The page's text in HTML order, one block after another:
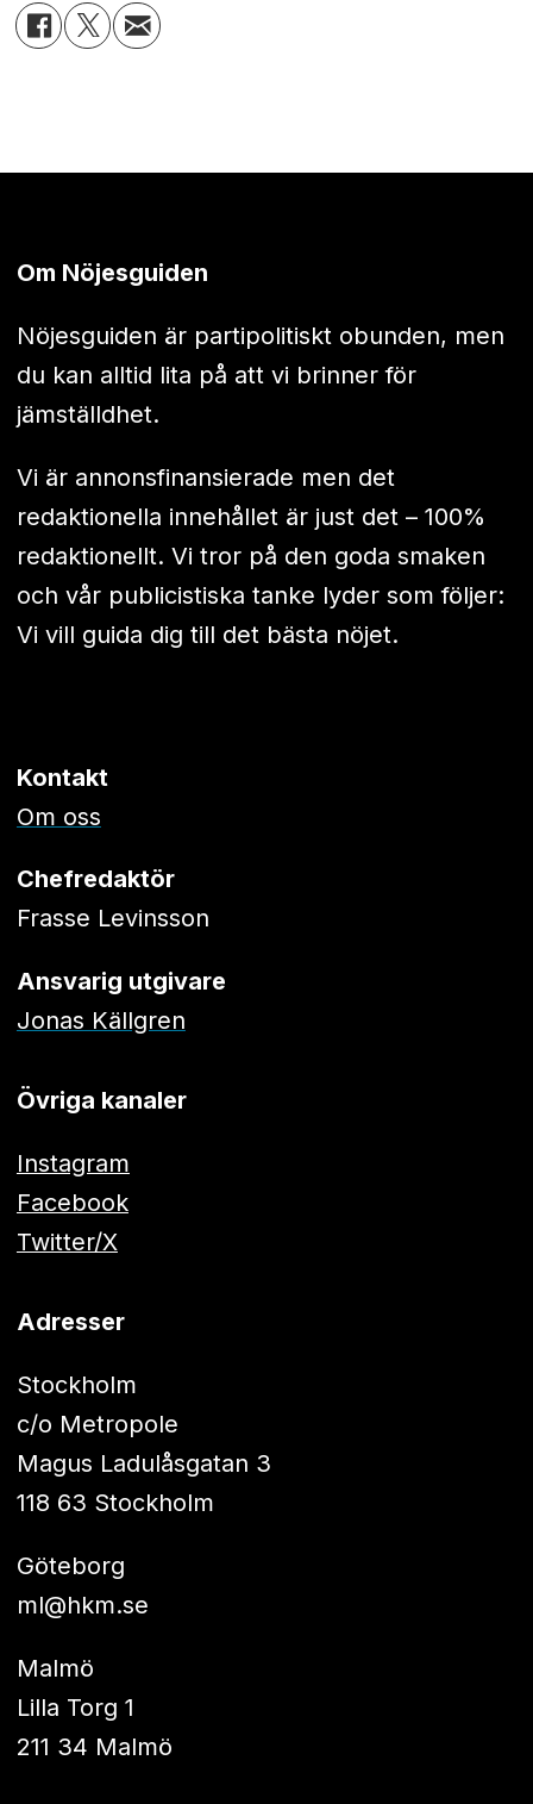
Om Nöjesguiden
Nöjesguiden är partipolitiskt obunden, men
du kan alltid lita på att vi brinner för
jämställdhet.
Vi är annonsfinansierade men det
redaktionella innehållet är just det – 100%
redaktionellt. Vi tror på den goda smaken
och vår publicistiska tanke lyder som följer:
Vi vill guida dig till det bästa nöjet.
Kontakt
Om oss
Chefredaktör
Frasse Levinsson
Ansvarig utgivare
Jonas Källgren
Övriga kanaler
Instagram
Facebook
Twitter/X
Adresser
Stockholm
c/o Metropole
Magus Ladulåsgatan 3
118 63 Stockholm
Göteborg
ml@hkm.se
Malmö
Lilla Torg 1
211 34 Malmö